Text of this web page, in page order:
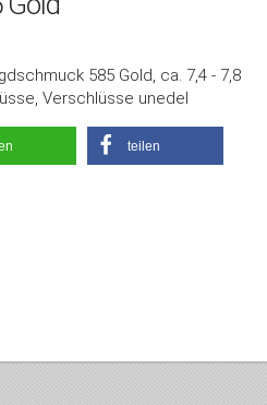
585 Gold, ca. 7,4 - 7,8
Verschlüsse unedel
teilen